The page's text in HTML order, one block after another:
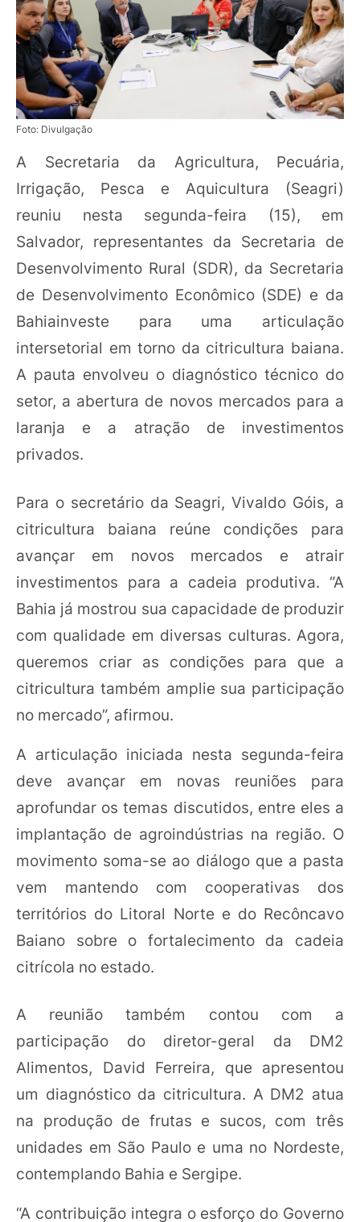
Foto: Divulgação
A Secretaria da Agricultura, Pecuária,
Irrigação, Pesca e Aquicultura (Seagri)
reuniu nesta segunda-feira (15), em
Salvador, representantes da Secretaria de
Desenvolvimento Rural (SDR), da Secretaria
de Desenvolvimento Econômico (SDE) e da
Bahiainveste para uma articulação
intersetorial em torno da citricultura baiana.
A pauta envolveu o diagnóstico técnico do
setor, a abertura de novos mercados para a
laranja e a atração de investimentos
privados.
Para o secretário da Seagri, Vivaldo Góis, a
citricultura baiana reúne condições para
avançar em novos mercados e atrair
investimentos para a cadeia produtiva. “A
Bahia já mostrou sua capacidade de produzir
com qualidade em diversas culturas. Agora,
queremos criar as condições para que a
citricultura também amplie sua participação
no mercado”, afirmou.
A articulação iniciada nesta segunda-feira
deve avançar em novas reuniões para
aprofundar os temas discutidos, entre eles a
implantação de agroindústrias na região. O
movimento soma-se ao diálogo que a pasta
vem mantendo com cooperativas dos
territórios do Litoral Norte e do Recôncavo
Baiano sobre o fortalecimento da cadeia
citrícola no estado.
A reunião também contou com a
participação do diretor-geral da DM2
Alimentos, David Ferreira, que apresentou
um diagnóstico da citricultura. A DM2 atua
na produção de frutas e sucos, com três
unidades em São Paulo e uma no Nordeste,
contemplando Bahia e Sergipe.
“A contribuição integra o esforço do Governo